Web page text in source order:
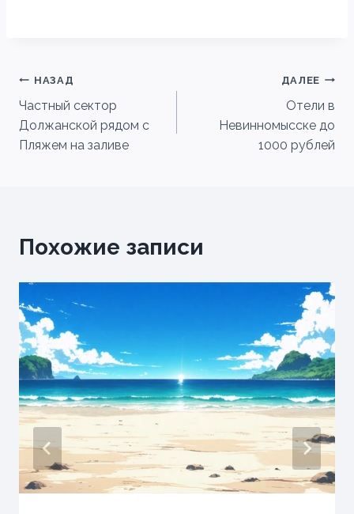
Навигация
по
записям
НАЗАД
Частный сектор
Должанской рядом с
Пляжем на заливе
ДАЛЕЕ
Отели в
Невинномысске до
1000 рублей
Похожие записи